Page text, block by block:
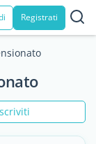
Registrati